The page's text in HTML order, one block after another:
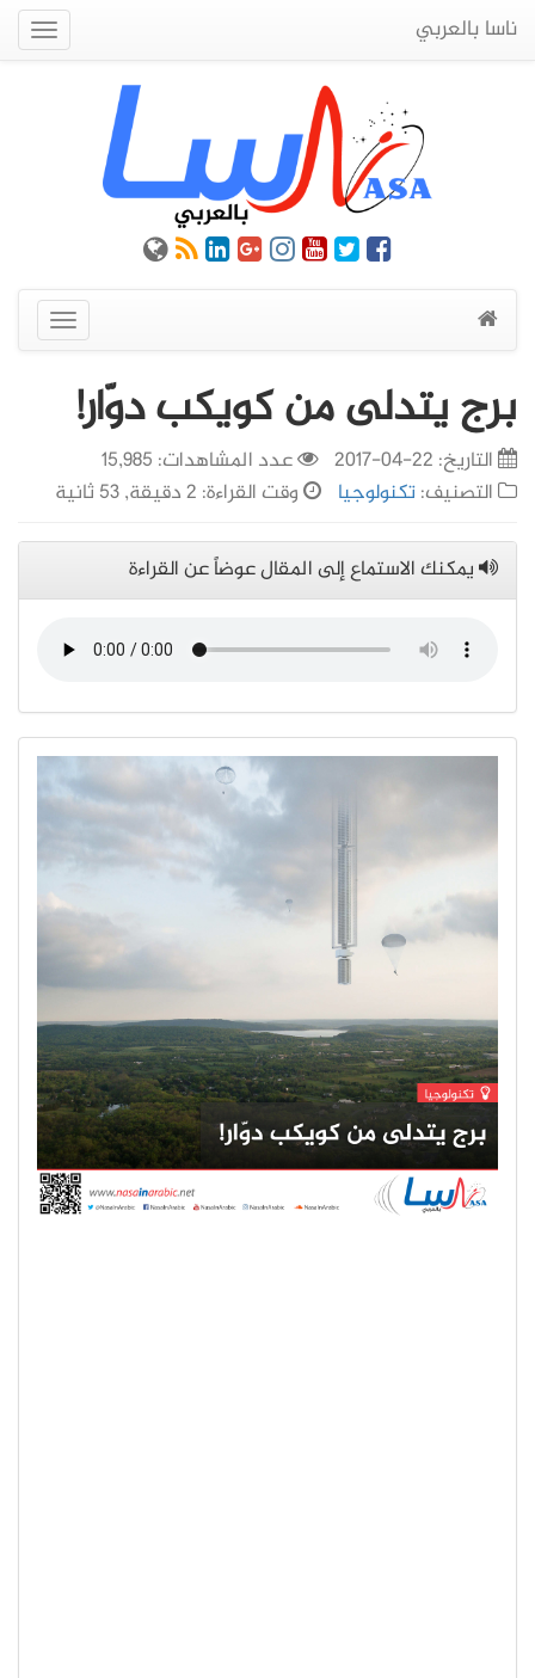
ناسا بالعربي
عرض
القائمة
برج يتدلى من كويكب دوّار!
التاريخ: 22-04-2017
عدد المشاهدات: 15,985
التصنيف:تكنولوجيا وقت القراءة: 2 دقيقة, 53 ثانية
يمكنك الاستماع إلى المقال عوضاً عن القراءة